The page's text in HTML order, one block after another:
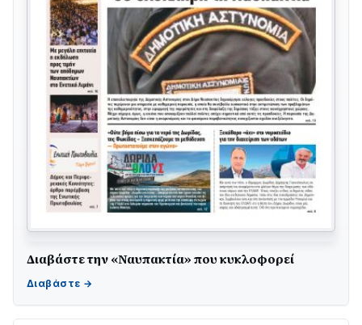
Διαβάστε την «Ναυπακτία» που κυκλοφορεί
ΤΟ ΠΑΡΤΥ ΣΥΝΕΧΙΖΕΤΑΙ…
05/08 • 08:41
Στο σκοτάδι μεγάλο μέρος στο Λυγιά Ναυπάκτου